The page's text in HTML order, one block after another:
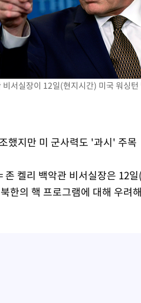
비서실장이 12일(현지시간) 미국 워싱
했지만 미 군사력도 '과시' 주목
존 켈리 백악관 비서실장은 12
한의 핵 프로그램에 대해 우려